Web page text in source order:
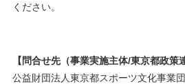
ください。
【問合せ先（事業実施主体/東京都政策
公益財団法人東京都スポーツ文化事業